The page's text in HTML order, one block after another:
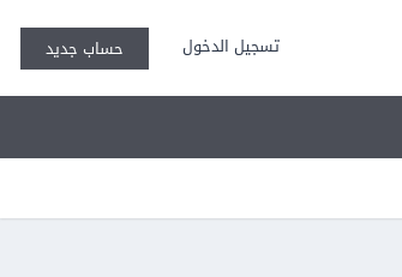
تسجيل الدخول حساب جديد